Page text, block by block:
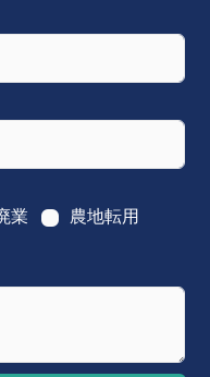
業
農地転用